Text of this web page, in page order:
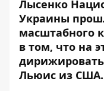
Лысенко
Украины
масштабного
в том, что на
Льюис из США.